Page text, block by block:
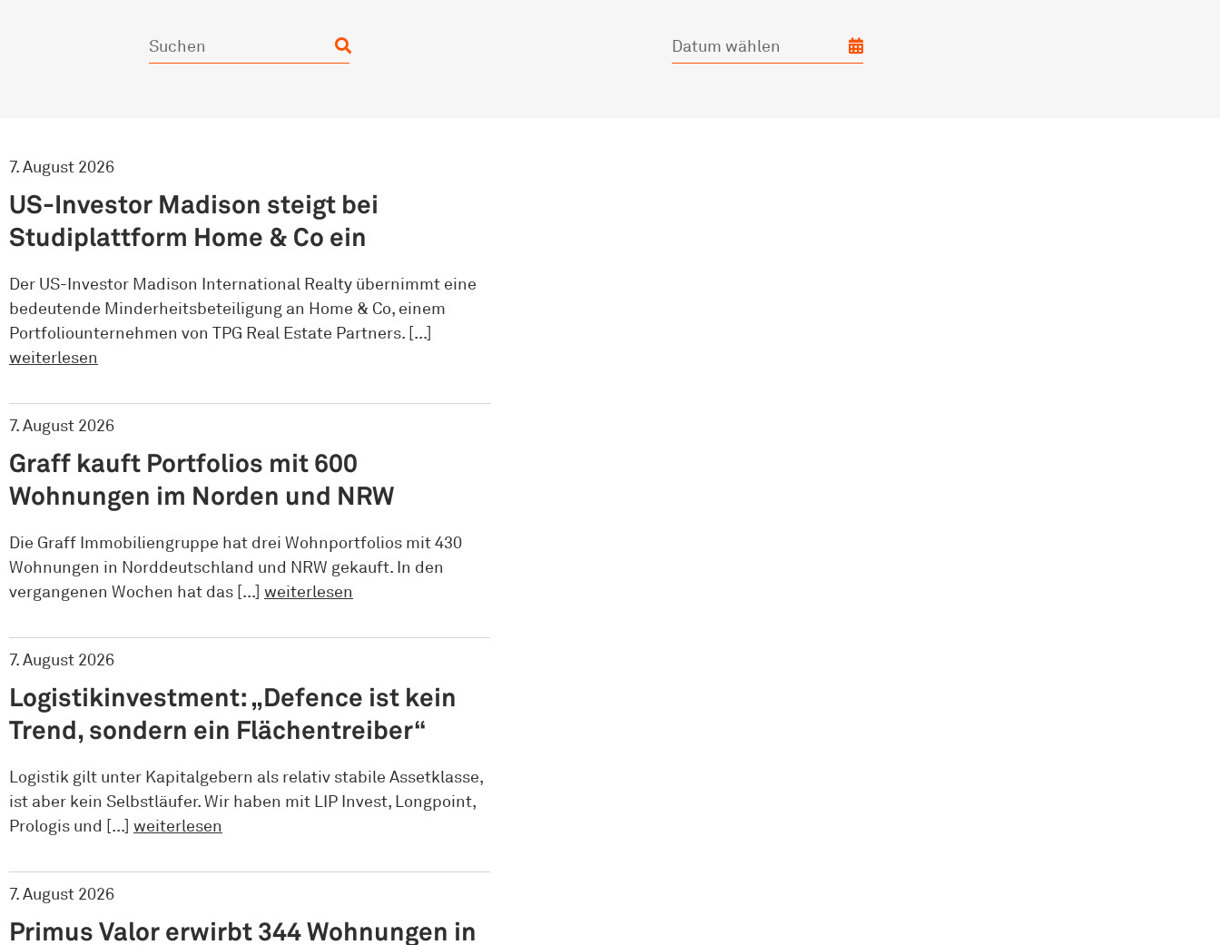
7. August 2026
US-Investor Madison steigt bei
Studiplattform Home & Co ein
Der US-Investor Madison International Realty übernimmt eine
bedeutende Minderheitsbeteiligung an Home & Co, einem
Portfoliounternehmen von TPG Real Estate Partners. [...]
weiterlesen
7. August 2026
Graff kauft Portfolios mit 600
Wohnungen im Norden und NRW
Die Graff Immobiliengruppe hat drei Wohnportfolios mit 430
Wohnungen in Norddeutschland und NRW gekauft. In den
vergangenen Wochen hat das [...] weiterlesen
7. August 2026
Logistikinvestment: „Defence ist kein
Trend, sondern ein Flächentreiber“
Logistik gilt unter Kapitalgebern als relativ stabile Assetklasse,
ist aber kein Selbstläufer. Wir haben mit LIP Invest, Longpoint,
Prologis und [...] weiterlesen
7. August 2026
Primus Valor erwirbt 344 Wohnungen in